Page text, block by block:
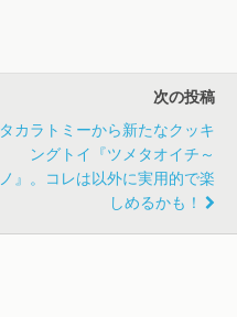
次の投稿
タカラトミーから新たなクッキ
ングトイ『ツメタオイチ～
ノ』。コレは以外に実用的で楽
しめるかも！